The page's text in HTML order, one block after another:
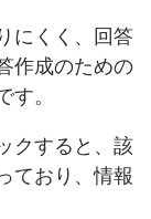
にくく、回答
作成のための
す。
クすると、該
ており、情報